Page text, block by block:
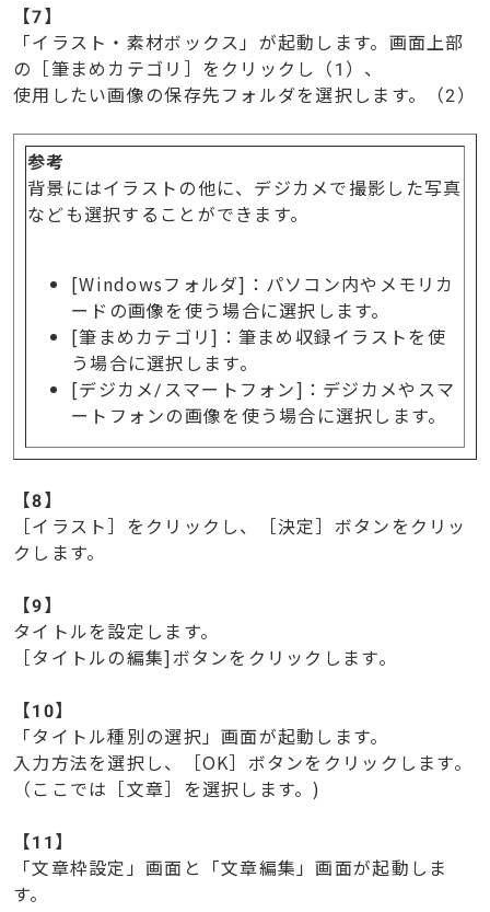
【7】
「イラスト・素材ボックス」が起動します。画面上部
の［筆まめカテゴリ］をクリックし（1）、
使用したい画像の保存先フォルダを選択します。（2）
参考
背景にはイラストの他に、デジカメで撮影した写真
なども選択することができます。
[Windowsフォルダ]：パソコン内やメモリカ
ードの画像を使う場合に選択します。
[筆まめカテゴリ]：筆まめ収録イラストを使
う場合に選択します。
[デジカメ/スマートフォン]：デジカメやスマ
ートフォンの画像を使う場合に選択します。
【8】
［イラスト］をクリックし、［決定］ボタンをクリッ
クします。
【9】
タイトルを設定します。
［タイトルの編集]ボタンをクリックします。
【10】
「タイトル種別の選択」画面が起動します。
入力方法を選択し、［OK］ボタンをクリックします。
（ここでは［文章］を選択します。)
【11】
「文章枠設定」画面と「文章編集」画面が起動しま
す。